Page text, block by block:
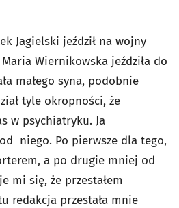
Jagielski jeździł na wojny
Wiernikowska jeździła do
małego syna, podobnie
tyle okropności, że
w psychiatryku. Ja
niego. Po pierwsze dla tego,
a po drugie mniej od
mi się, że przestałem
redakcja przestała mnie